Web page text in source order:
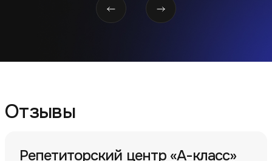
Отзывы
Репетиторский центр «А-класс»